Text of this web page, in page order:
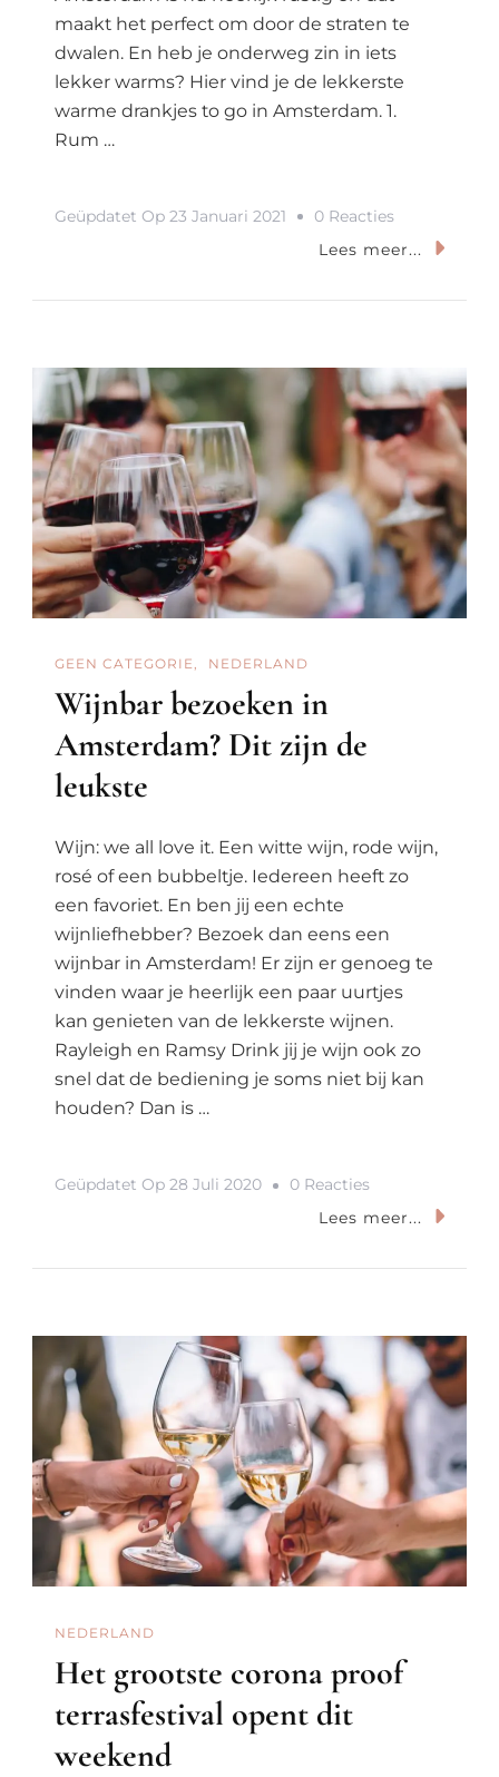
maakt het perfect om door de straten te
dwalen. En heb je onderweg zin in iets
lekker warms? Hier vind je de lekkerste
warme drankjes to go in Amsterdam. 1.
Rum …
Geüpdatet Op 23 Januari 2021 0 ReactiesOp
6x
Go
In
Amsterdam
Lees meer...
GEEN CATEGORIE NEDERLAND
Wijnbar bezoeken in
Amsterdam? Dit zijn de
leukste
Wijn: we all love it. Een witte wijn, rode wijn,
rosé of een bubbeltje. Iedereen heeft zo
een favoriet. En ben jij een echte
wijnliefhebber? Bezoek dan eens een
wijnbar in Amsterdam! Er zijn er genoeg te
vinden waar je heerlijk een paar uurtjes
kan genieten van de lekkerste wijnen.
Rayleigh en Ramsy Drink jij je wijn ook zo
snel dat de bediening je soms niet bij kan
houden? Dan is …
Geüpdatet Op 28 Juli 2020 0 ReactiesOp
Wijnbar
Dit
Zijn
De
Leukste
Lees meer...
NEDERLAND
Het grootste corona proof
terrasfestival opent dit
weekend